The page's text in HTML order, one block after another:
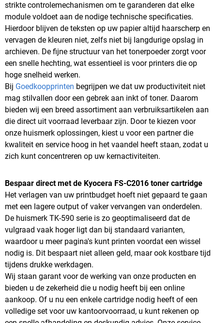
strikte controlemechanismen om te garanderen dat elke
module voldoet aan de nodige technische specificaties.
Hierdoor blijven de teksten op uw papier altijd haarscherp en
vervagen de kleuren niet, zelfs niet bij langdurige opslag in
archieven. De fijne structuur van het tonerpoeder zorgt voor
een snelle hechting, wat essentieel is voor printers die op
hoge snelheid werken.
Bij Goedkoopprinten begrijpen we dat uw productiviteit niet
mag stilvallen door een gebrek aan inkt of toner. Daarom
bieden wij een breed assortiment aan verbruiksartikelen aan
die direct uit voorraad leverbaar zijn. Door te kiezen voor
onze huismerk oplossingen, kiest u voor een partner die
kwaliteit en service hoog in het vaandel heeft staan, zodat u
zich kunt concentreren op uw kernactiviteiten.
Bespaar direct met de Kyocera FS-C2016 toner cartridge
Het verlagen van uw printbudget hoeft niet gepaard te gaan
met een lagere output of vaker vervangen van onderdelen.
De huismerk TK-590 serie is zo geoptimaliseerd dat de
vulgraad vaak hoger ligt dan bij standaard varianten,
waardoor u meer pagina's kunt printen voordat een wissel
nodig is. Dit bespaart niet alleen geld, maar ook kostbare tijd
tijdens drukke werkdagen.
Wij staan garant voor de werking van onze producten en
bieden u de zekerheid die u nodig heeft bij een online
aankoop. Of u nu een enkele cartridge nodig heeft of een
volledige set voor uw kantoorvoorraad, u kunt rekenen op